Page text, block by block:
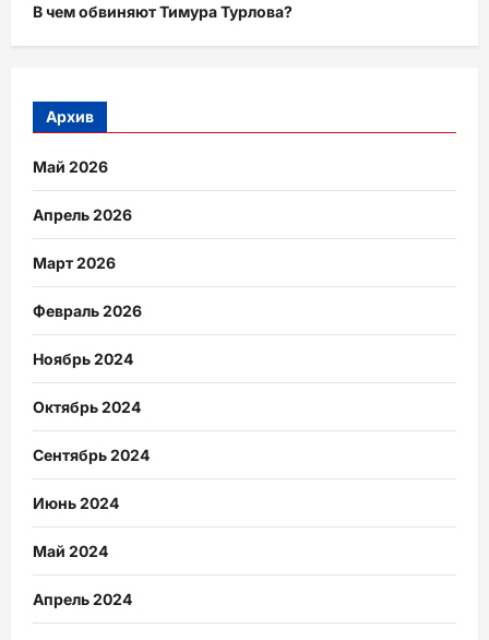
В чем обвиняют Тимура Турлова?
Архив
Май 2026
Апрель 2026
Март 2026
Февраль 2026
Ноябрь 2024
Октябрь 2024
Сентябрь 2024
Июнь 2024
Май 2024
Апрель 2024